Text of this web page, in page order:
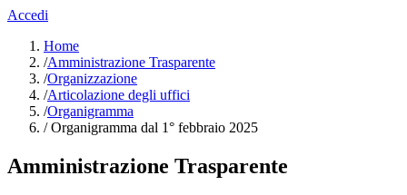
Accedi
Home
/Amministrazione Trasparente
/Organizzazione
/Articolazione degli uffici
/Organigramma
/Organigramma dal 1° febbraio 2025
Amministrazione Trasparente